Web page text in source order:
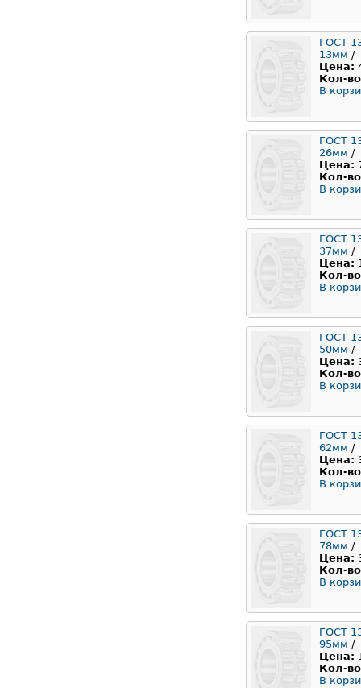
ГОСТ
13мм /
Цена:
Кол-
В
ГОСТ
26мм /
Цена:
Кол-
В
ГОСТ
37мм /
Цена:
Кол-
В
ГОСТ
50мм /
Цена:
Кол-
В
ГОСТ
62мм /
Цена:
Кол-
В
ГОСТ
78мм /
Цена:
Кол-
В
ГОСТ
95мм /
Цена:
Кол-
В